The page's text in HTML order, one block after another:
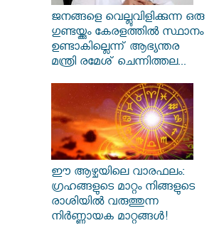
ജനങ്ങളെ വെല്ലുവിളിക്കുന്ന ഒരു
ഗുണ്ടയ്ക്കും കേരളത്തിൽ സ്ഥാനം
ഉണ്ടാകില്ലെന്ന് ആഭ്യന്തര
മന്ത്രി രമേശ് ചെന്നിത്തല...
ഈ ആഴ്ചയിലെ വാരഫലം:
ഗ്രഹങ്ങളുടെ മാറ്റം നിങ്ങളുടെ
രാശിയിൽ വരുത്തുന്ന
നിർണ്ണായക മാറ്റങ്ങൾ!